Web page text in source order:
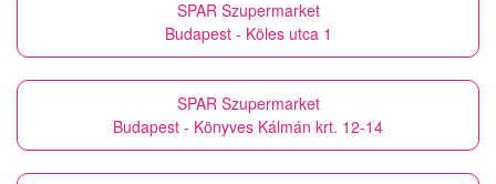
SPAR Szupermarket
Budapest - Köles utca 1
SPAR Szupermarket
Budapest - Könyves Kálmán krt. 12-14